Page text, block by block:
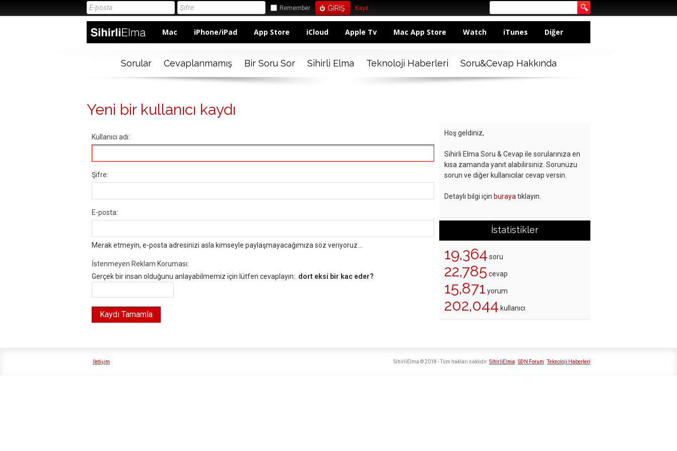
Remember Kayıt
Mac iPhone/iPad App Store iCloud Apple Tv Mac App Store Watch iTunes Diğer
Sorular Cevaplanmamış Bir Soru Sor Sihirli Elma Teknoloji Haberleri Soru&Cevap Hakkında
Yeni bir kullanıcı kaydı
Kullanıcı adı:
Şifre:
E-posta:
Merak etmeyin, e-posta adresinizi asla kimseyle paylaşmayacağımıza söz veriyoruz...
İstenmeyen Reklam Koruması:
Gerçek bir insan olduğunu anlayabilmemiz için lütfen cevaplayın:. dort eksi bir kac eder?
Hoş geldiniz,
Sihirli Elma Soru & Cevap ile sorularınıza en
kısa zamanda yanıt alabilirsiniz. Sorunuzu
sorun ve diğer kullanıcılar cevap versin.
Detaylı bilgi için buraya tıklayın.
İstatistikler
19,364 soru
22,785 cevap
15,871 yorum
202,044 kullanıcı
İletişim SihirliElma SDN Forum Teknoloji Haberleri
SihirliElma © 2018 - Tüm hakları saklıdır